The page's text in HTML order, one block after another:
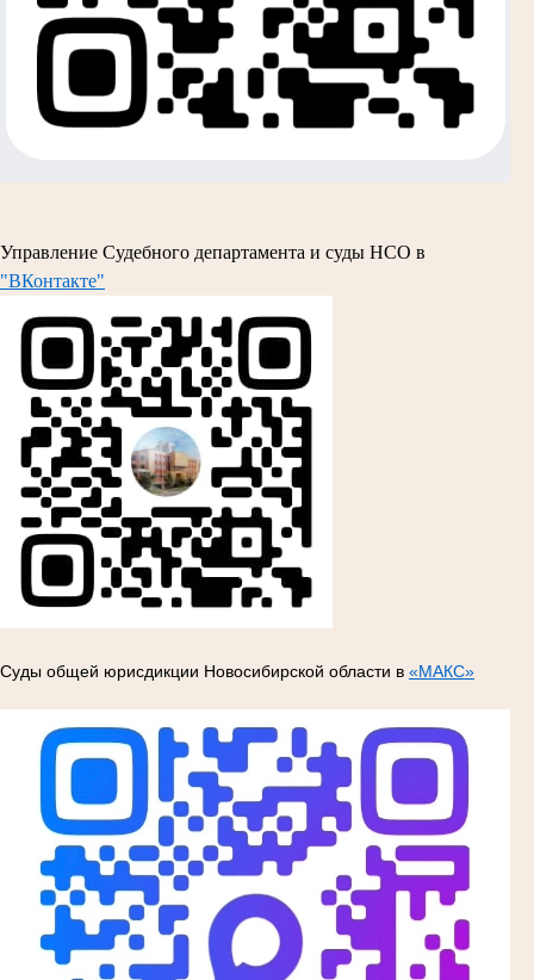
Управление Судебного департамента и суды НСО в
"ВКонтакте"
Суды общей юрисдикции Новосибирской области в «МАКС»